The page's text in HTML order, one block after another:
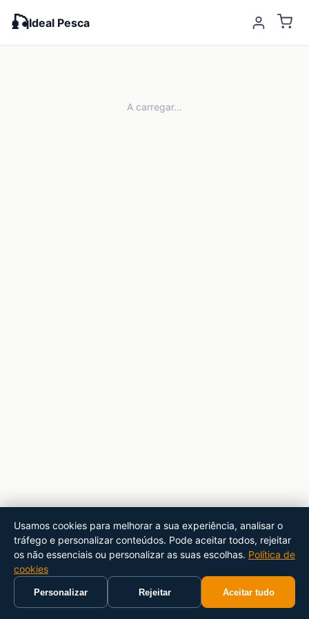
🎣Ideal Pesca
A carregar...
Usamos cookies para melhorar a sua experiência, analisar o
tráfego e personalizar conteúdos. Pode aceitar todos, rejeitar
os não essenciais ou personalizar as suas escolhas. Política de
cookies
Personalizar Rejeitar Aceitar tudo